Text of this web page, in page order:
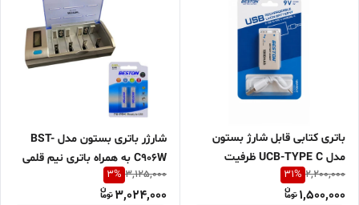
باتری کتابی قابل شارژ بستون
مدل UCB-TYPE C ظرفیت
3700MWH
2,200,000
31%
1,500,000
شارژر باتری بستون مدل BST-
C906W به همراه باتری نیم قلمی
بسته 2 عددی
3,125,000
3%
3,024,000